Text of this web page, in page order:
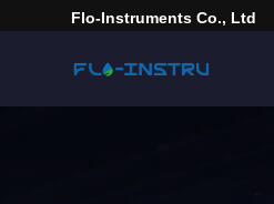
Flo-Instruments Co., Ltd